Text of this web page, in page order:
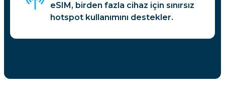
eSIM, birden fazla cihaz için sınırsız
hotspot kullanımını destekler.